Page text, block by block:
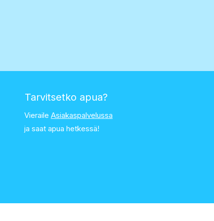
Tarvitsetko apua?
Vieraile Asiakaspalvelussa
ja saat apua hetkessä!